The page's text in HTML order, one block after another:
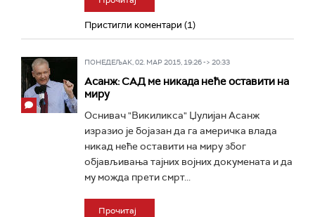
Пристигли коментари (1)
ПОНЕДЕЉАК, 02. МАР 2015, 19:26 -> 20:33
Асанж: САД ме никада неће оставити на
миру
Оснивач "Викиликса" Џулијан Асанж
изразио је бојазан да га америчка влада
никад неће оставити на миру због
објављивања тајних војних докумената и да
му можда прети смрт...
Прочитај